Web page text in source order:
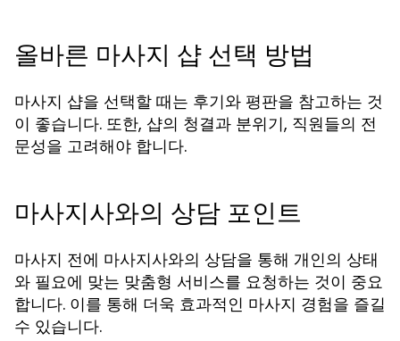
올바른 마사지 샵 선택 방법
마사지 샵을 선택할 때는 후기와 평판을 참고하는 것
이 좋습니다. 또한, 샵의 청결과 분위기, 직원들의 전
문성을 고려해야 합니다.
마사지사와의 상담 포인트
마사지 전에 마사지사와의 상담을 통해 개인의 상태
와 필요에 맞는 맞춤형 서비스를 요청하는 것이 중요
합니다. 이를 통해 더욱 효과적인 마사지 경험을 즐길
수 있습니다.